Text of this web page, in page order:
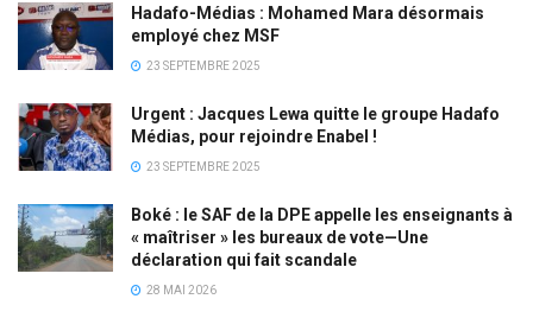
Hadafo-Médias : Mohamed Mara désormais
employé chez MSF
23 SEPTEMBRE 2025
Urgent : Jacques Lewa quitte le groupe Hadafo
Médias, pour rejoindre Enabel !
23 SEPTEMBRE 2025
Boké : le SAF de la DPE appelle les enseignants à
« maîtriser » les bureaux de vote—Une
déclaration qui fait scandale
28 MAI 2026